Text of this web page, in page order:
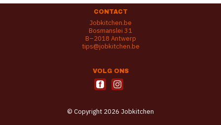
CONTACT
Jobkitchen.be
Bosmanslei 31
B–2018 Antwerp
tips@jobkitchen.be
VOLG ONS
© Copyright 2026 Jobkitchen